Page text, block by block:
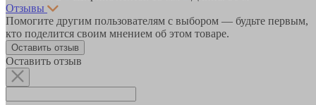
Отзывы
Помогите другим пользователям с выбором — будьте первым,
кто поделится своим мнением об этом товаре.
Оставить отзыв
Оставить отзыв